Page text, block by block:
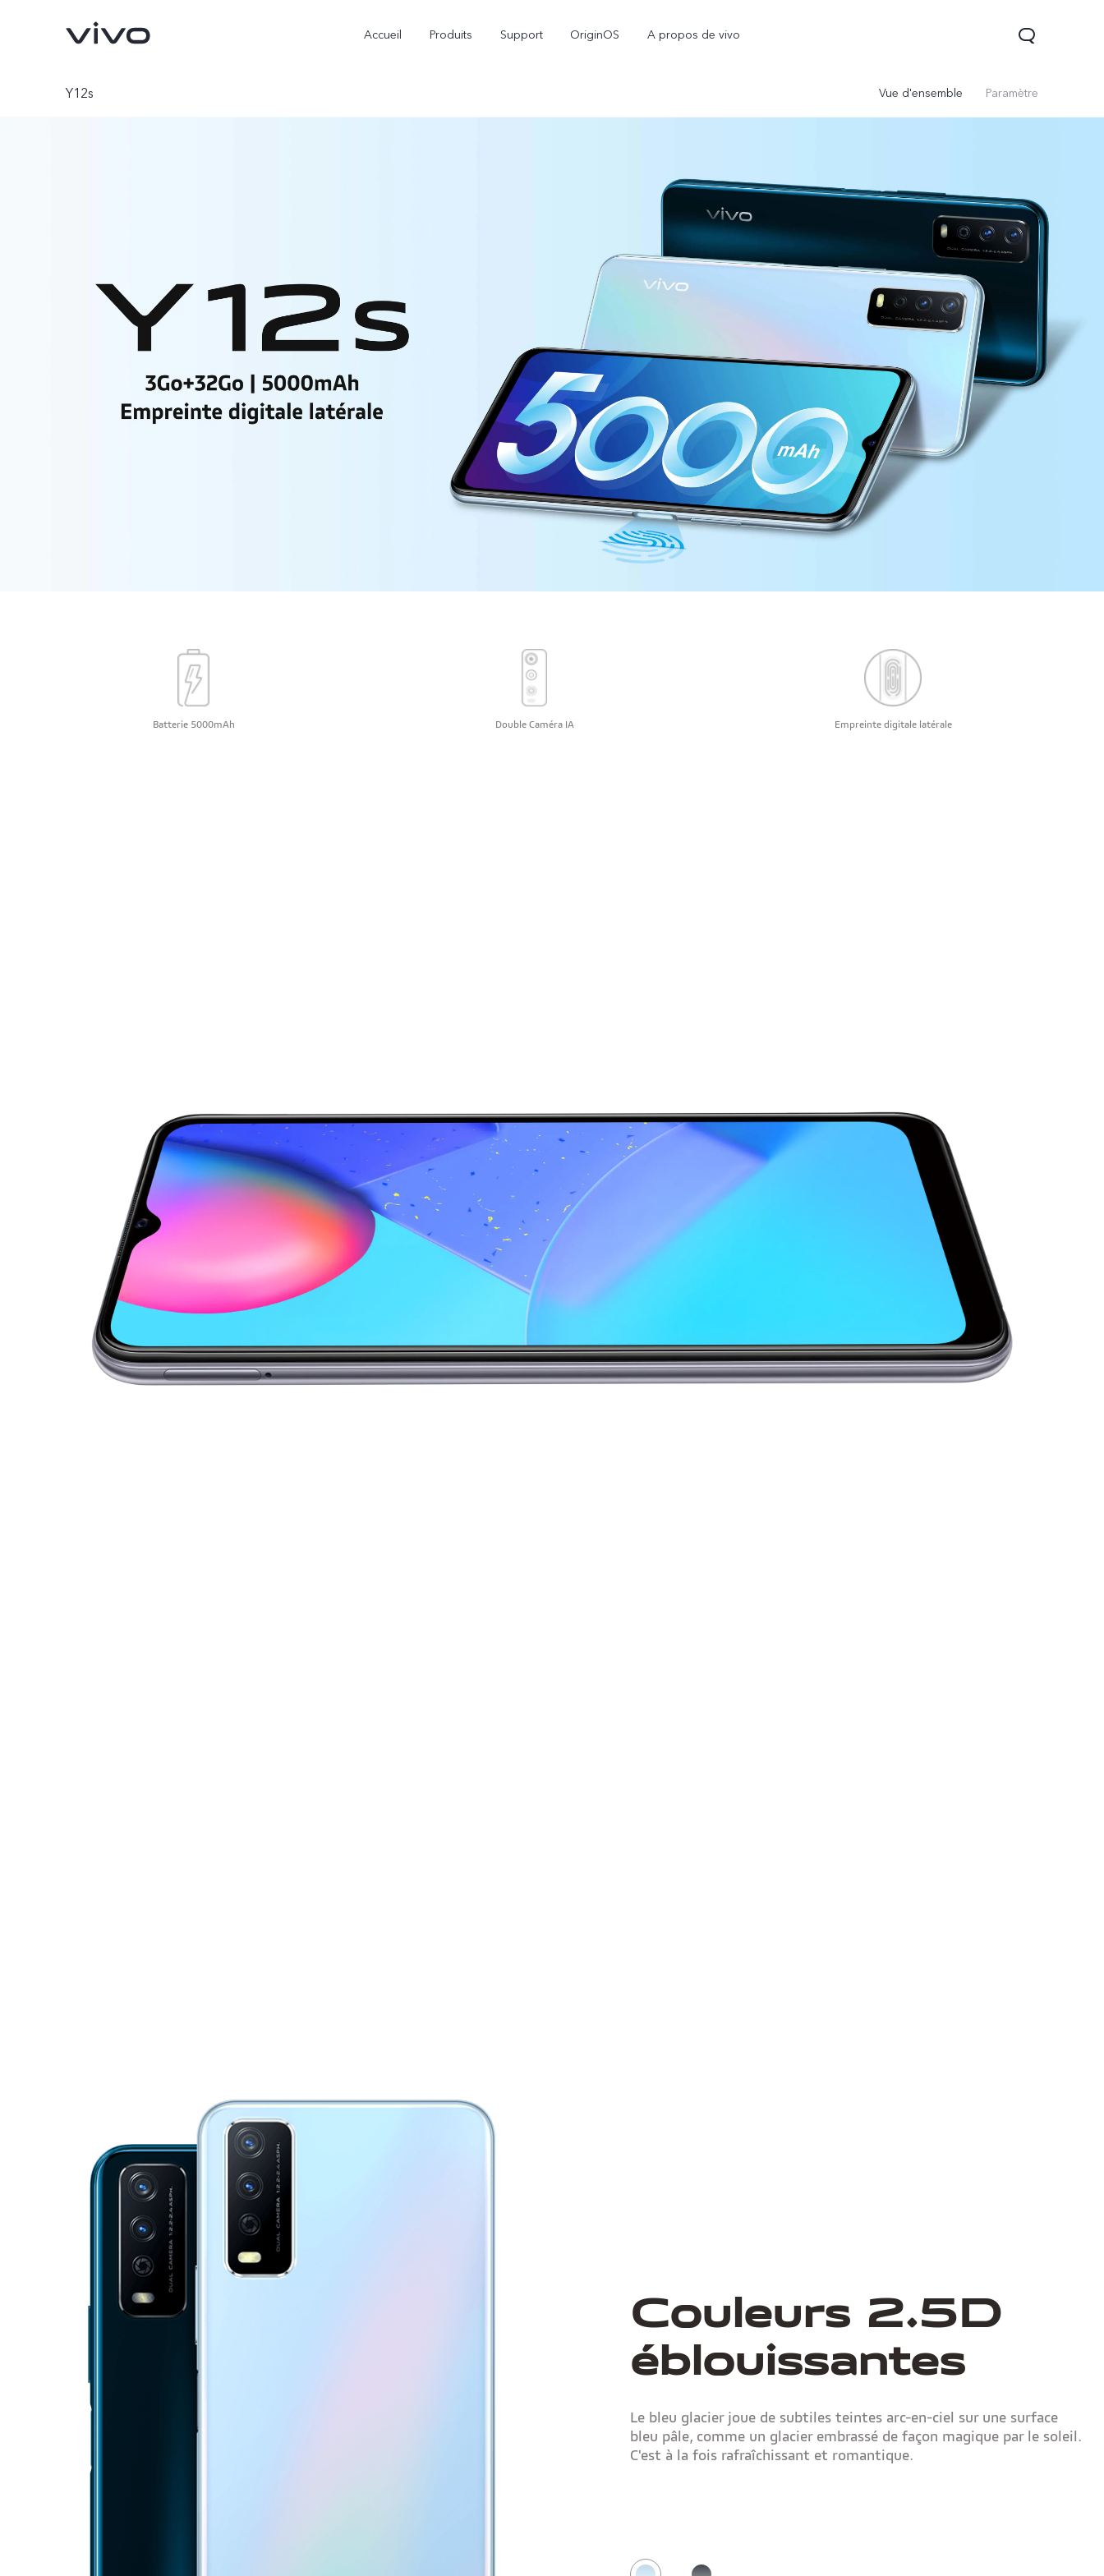
Accueil Produits Support OriginOS A propos de vivo
V70 FE Y21d Y29t 5G
Y12s Vue d'ensemble Paramètre
Batterie 5000mAh Double Caméra IA Empreinte digitale latérale
Couleurs 2.5D
éblouissantes
Le bleu glacier joue de subtiles teintes arc-en-ciel sur une surface
bleu pâle, comme un glacier embrassé de façon magique par le soleil.
C'est à la fois rafraîchissant et romantique.